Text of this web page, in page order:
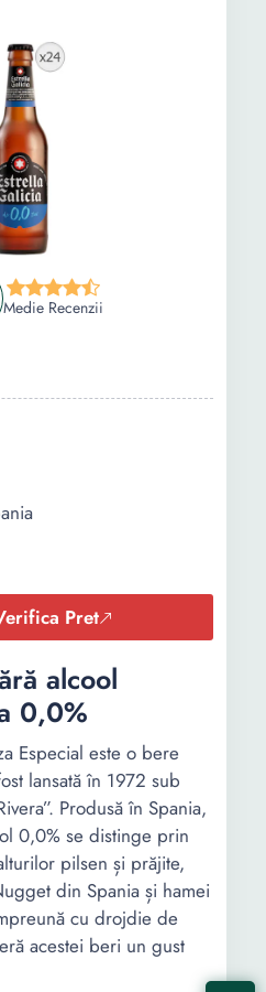
Medie Recenzii
Pret
alcool
0,0%
Especial este o bere
lansată în 1972 sub
Produsă în Spania,
0,0% se distinge prin
pilsen și prăjite,
din Spania și hamei
cu drojdie de
acestei beri un gust